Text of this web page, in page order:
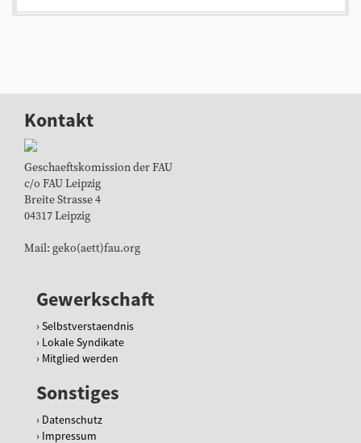
Kontakt
Geschaeftskomission der FAU
c/o FAU Leipzig
Breite Strasse 4
04317 Leipzig
Mail: geko(aett)fau.org
Gewerkschaft
Selbstverstaendnis
Lokale Syndikate
Mitglied werden
Sonstiges
Datenschutz
Impressum